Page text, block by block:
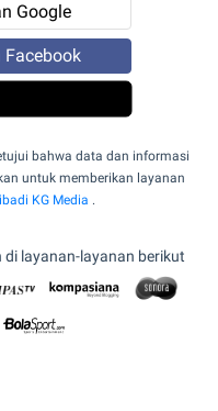
Google
Facebook
bahwa data dan informasi
untuk memberikan layanan
KG Media .
di layanan-layanan berikut